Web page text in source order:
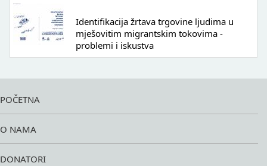
Identifikacija žrtava trgovine ljudima u
mješovitim migrantskim tokovima -
problemi i iskustva
POČETNA
O NAMA
DONATORI